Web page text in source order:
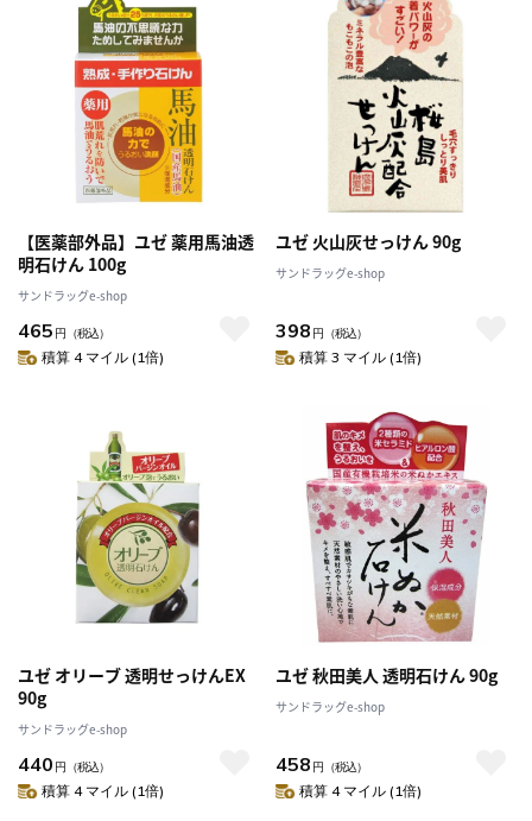
【医薬部外品】ユゼ 薬用馬油透
明石けん 100g
サンドラッグe-shop
465 円 （税込）
積算 4 マイル (1倍)
ユゼ 火山灰せっけん 90g
サンドラッグe-shop
398 円 （税込）
積算 3 マイル (1倍)
ユゼ オリーブ 透明せっけんEX
90g
サンドラッグe-shop
440 円 （税込）
積算 4 マイル (1倍)
ユゼ 秋田美人 透明石けん 90g
サンドラッグe-shop
458 円 （税込）
積算 4 マイル (1倍)